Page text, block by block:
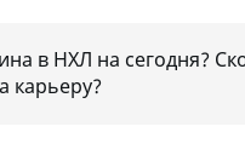
в НХЛ на сегодня?
карьеру?